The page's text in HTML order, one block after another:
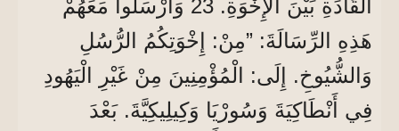
الْقَادَةِ بَيْنَ الْإِخْوَةِ. 23 وَأَرْسَلُوا مَعَهُمْ
هَذِهِ الرِّسَالَةَ: ”مِنْ: إِخْوَتِكُمُ الرُّسُلِ
وَالشُّيُوخِ. إِلَى: الْمُؤْمِنِينَ مِنْ غَيْرِ الْيَهُودِ
فِي أَنْطَاكِيَةَ وَسُورْيَا وَكِيلِيكِيَّةَ. بَعْدَ